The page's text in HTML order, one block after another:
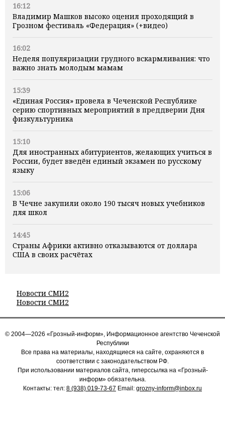
16:12
Владимир Машков высоко оценил проходящий в
Грозном фестиваль «Федерация» (+видео)
16:02
Неделя популяризации грудного вскармливания: что
важно знать молодым мамам
15:39
«Единая Россия» провела в Чеченской Республике
серию спортивных мероприятий в преддверии Дня
физкультурника
15:10
Для иностранных абитуриентов, желающих учиться в
России, будет введён единый экзамен по русскому
языку
15:06
В Чечне закупили около 190 тысяч новых учебников
для школ
14:45
Страны Африки активно отказываются от доллара
США в своих расчётах
Новости СМИ2
Новости СМИ2
© 2004—2026 «Грозный-информ», Информационное агентство Чеченской
Республики
Все права на материалы, находящиеся на сайте, охраняются в
соответствии с законодательством РФ.
При использовании материалов сайта, гиперссылка на «Грозный-
информ» обязательна.
Контакты: тел: 8 (938) 019-73-67 Email: grozny-inform@inbox.ru